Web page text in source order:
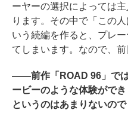
ーヤーの選択によっては
ります。その中で「この
いう続編を作ると、プレ
てしまいます。なので、
――前作「ROAD 96」で
ービーのような体験がで
というのはあまりないの